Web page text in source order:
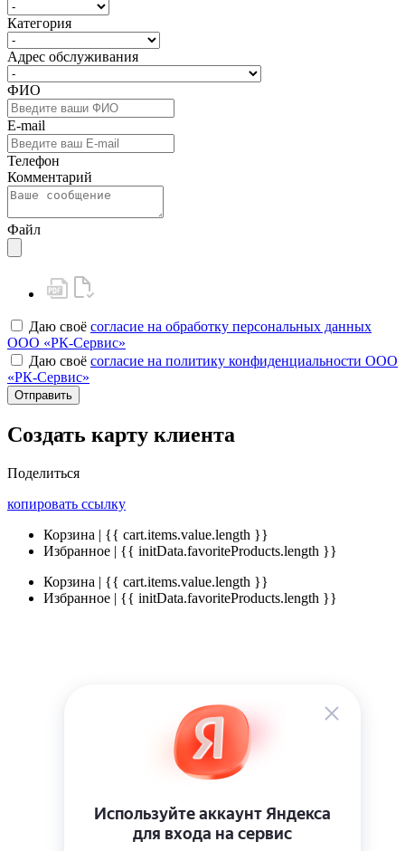
Категория
Адрес обслуживания
ФИО
E-mail
Телефон
Комментарий
Файл
Даю своё согласие на обработку персональных данных
ООО «РК-Сервис»
Даю своё согласие на политику конфиденциальности ООО
«РК-Сервис»
Отправить
Создать карту клиента
Поделиться
копировать ссылку
Корзина | {{ cart.items.value.length }}
Избранное | {{ initData.favoriteProducts.length }}
Корзина | {{ cart.items.value.length }}
Избранное | {{ initData.favoriteProducts.length }}